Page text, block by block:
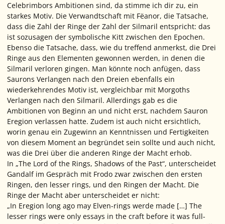
Celebrimbors Ambitionen sind, da stimme ich dir zu, ein
starkes Motiv. Die Verwandtschaft mit Fëanor, die Tatsache,
dass die Zahl der Ringe der Zahl der Silmaril entspricht: das
ist sozusagen der symbolische Kitt zwischen den Epochen.
Ebenso die Tatsache, dass, wie du treffend anmerkst, die Drei
Ringe aus den Elementen gewonnen werden, in denen die
Silmaril verloren gingen. Man könnte noch anfügen, dass
Saurons Verlangen nach den Dreien ebenfalls ein
wiederkehrendes Motiv ist, vergleichbar mit Morgoths
Verlangen nach den Silmaril. Allerdings gab es die
Ambitionen von Beginn an und nicht erst, nachdem Sauron
Eregion verlassen hatte. Zudem ist auch nicht ersichtlich,
worin genau ein Zugewinn an Kenntnissen und Fertigkeiten
von diesem Moment an begründet sein sollte und auch nicht,
was die Drei über die anderen Ringe der Macht erhob.
In „The Lord of the Rings, Shadows of the Past“, unterscheidet
Gandalf im Gespräch mit Frodo zwar zwischen den ersten
Ringen, den lesser rings, und den Ringen der Macht. Die
Ringe der Macht aber unterscheidet er nicht:
„In Eregion long ago may Elven-rings werde made […] The
lesser rings were only essays in the craft before it was full-